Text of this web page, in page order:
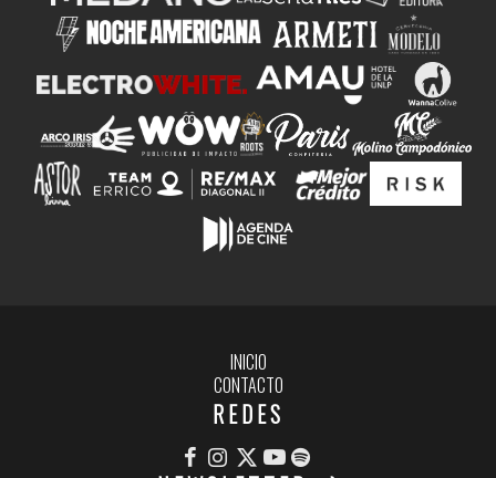
INICIO
CONTACTO
REDES